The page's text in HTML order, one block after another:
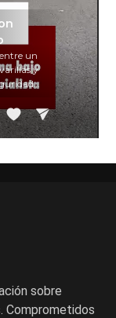
un
y
sobre
Comprometidos